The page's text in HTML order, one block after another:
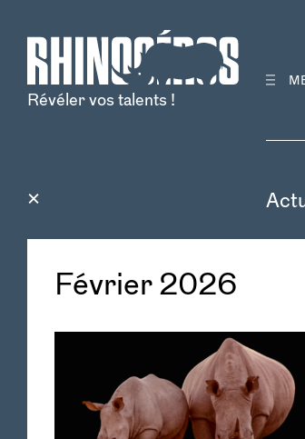
Révéler vos talents !
Février 2026